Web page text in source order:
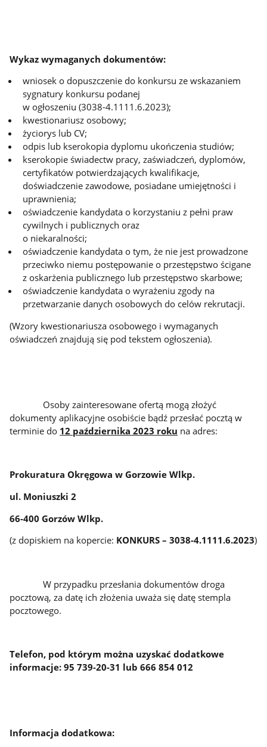
Wykaz wymaganych dokumentów:
wniosek o dopuszczenie do konkursu ze wskazaniem
sygnatury konkursu podanej
w ogłoszeniu (3038-4.1111.6.2023);
kwestionariusz osobowy;
życiorys lub CV;
odpis lub kserokopia dyplomu ukończenia studiów;
kserokopie świadectw pracy, zaświadczeń, dyplomów,
certyfikatów potwierdzających kwalifikacje,
doświadczenie zawodowe, posiadane umiejętności i
uprawnienia;
oświadczenie kandydata o korzystaniu z pełni praw
cywilnych i publicznych oraz
o niekaralności;
oświadczenie kandydata o tym, że nie jest prowadzone
przeciwko niemu postępowanie o przestępstwo ścigane
z oskarżenia publicznego lub przestępstwo skarbowe;
oświadczenie kandydata o wyrażeniu zgody na
przetwarzanie danych osobowych do celów rekrutacji.
(Wzory kwestionariusza osobowego i wymaganych
oświadczeń znajdują się pod tekstem ogłoszenia).
Osoby zainteresowane ofertą mogą złożyć
dokumenty aplikacyjne osobiście bądź przesłać pocztą w
terminie do 12 października 2023 roku na adres:
Prokuratura Okręgowa w Gorzowie Wlkp.
ul. Moniuszki 2
66-400 Gorzów Wlkp.
(z dopiskiem na kopercie: KONKURS – 3038-4.1111.6.2023)
W przypadku przesłania dokumentów droga
pocztową, za datę ich złożenia uważa się datę stempla
pocztowego.
Telefon, pod którym można uzyskać dodatkowe
informacje: 95 739-20-31 lub 666 854 012
Informacja dodatkowa: